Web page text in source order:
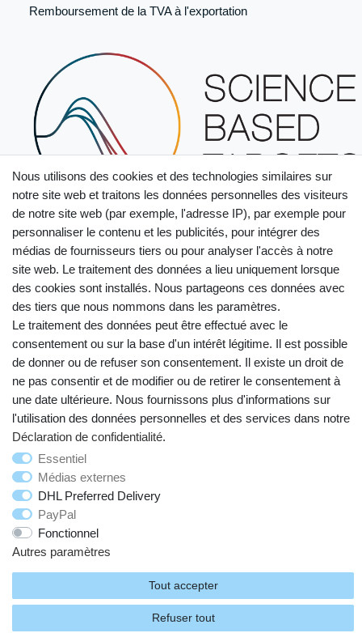
Remboursement de la TVA à l'exportation
Droit de rétractation Mentions légales
Déclaration de confidentialité Conditions générales
Nous utilisons des cookies et des technologies similaires sur
notre site web et traitons les données personnelles des visiteurs
de notre site web (par exemple, l'adresse IP), par exemple pour
personnaliser le contenu et les publicités, pour intégrer des
médias de fournisseurs tiers ou pour analyser l'accès à notre
site web. Le traitement des données a lieu uniquement lorsque
des cookies sont installés. Nous partageons ces données avec
des tiers que nous nommons dans les paramètres.
Le traitement des données peut être effectué avec le
consentement ou sur la base d'un intérêt légitime. Il est possible
de donner ou de refuser son consentement. Il existe un droit de
ne pas consentir et de modifier ou de retirer le consentement à
une date ultérieure. Nous fournissons plus d'informations sur
l'utilisation des données personnelles et des services dans notre
Déclaration de confidentialité.
Essentiel
Médias externes
DHL Preferred Delivery
PayPal
Fonctionnel
Autres paramètres
Tout accepter
Refuser tout